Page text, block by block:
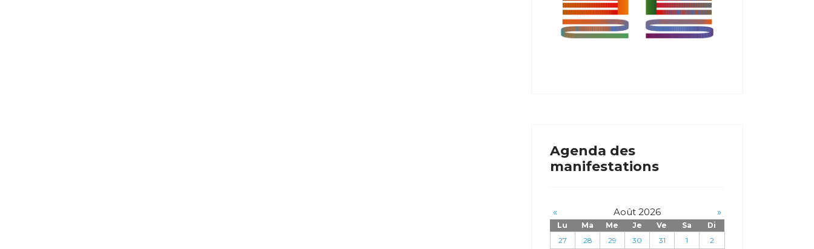
Agenda des
manifestations
« Août 2026 »
Lu Ma Me Je Ve Sa
Di
27
28 29 30 31 1
2